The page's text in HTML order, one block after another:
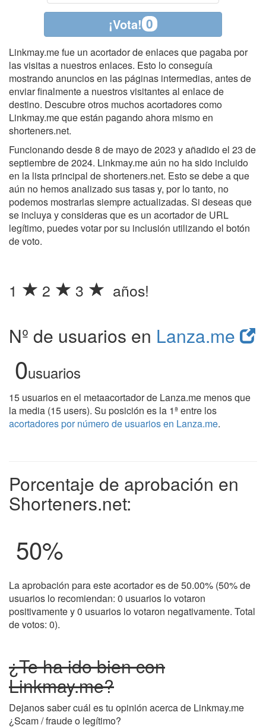
¡Vota! 0
Linkmay.me fue un acortador de enlaces que pagaba por
las visitas a nuestros enlaces. Esto lo conseguía
mostrando anuncios en las páginas intermedias, antes de
enviar finalmente a nuestros visitantes al enlace de
destino. Descubre otros muchos acortadores como
Linkmay.me que están pagando ahora mismo en
shorteners.net.
Funcionando desde 8 de mayo de 2023 y añadido el 23 de
septiembre de 2024. Linkmay.me aún no ha sido incluido
en la lista principal de shorteners.net. Esto se debe a que
aún no hemos analizado sus tasas y, por lo tanto, no
podemos mostrarlas siempre actualizadas. Si deseas que
se incluya y consideras que es un acortador de URL
legítimo, puedes votar por su inclusión utilizando el botón
de voto.
1 2 3 años!
Nº de usuarios en Lanza.me
0usuarios
15 usuarios en el metaacortador de Lanza.me menos que
la media (15 users). Su posición es la 1ª entre los
acortadores por número de usuarios en Lanza.me.
Porcentaje de aprobación en
Shorteners.net:
50%
La aprobación para este acortador es de 50.00% (50% de
usuarios lo recomiendan: 0 usuarios lo votaron
positivamente y 0 usuarios lo votaron negativamente. Total
de votos: 0).
¿Te ha ido bien con
Linkmay.me?
Dejanos saber cuál es tu opinión acerca de Linkmay.me
¿Scam / fraude o legítimo?